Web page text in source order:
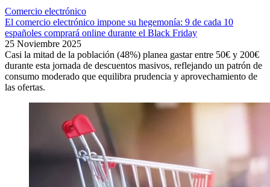
Comercio electrónico
El comercio electrónico impone su hegemonía: 9 de cada 10
españoles comprará online durante el Black Friday
25 Noviembre 2025
Casi la mitad de la población (48%) planea gastar entre 50€ y 200€
durante esta jornada de descuentos masivos, reflejando un patrón de
consumo moderado que equilibra prudencia y aprovechamiento de
las ofertas.